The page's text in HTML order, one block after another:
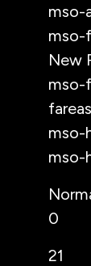
mso-
mso-
New
mso-
mso-
mso-
0
21